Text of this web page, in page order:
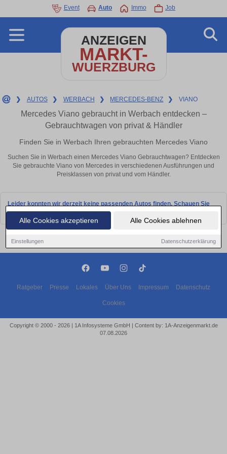
Alle Cookies akzeptieren Alle Cookies ablehnen
Einstellungen Datenschutzerklärung
Event Auto Immo Job
ANZEIGEN
MARKT-
WUERZBURG
❯ AUTOS ❯ WERBACH ❯ MERCEDES-BENZ ❯ VIANO
Mercedes Viano gebraucht in Werbach entdecken –
Gebrauchtwagen von privat & Händler
Finden Sie in Werbach Ihren gebrauchten Mercedes Viano
Suchen Sie in Werbach einen Mercedes Viano Gebrauchtwagen? Entdecken
Sie gebrauchte Viano von Mercedes in verschiedenen Ausführungen und
Preisklassen von privat und vom Händler.
Leider konnten wir derzeit keine passenden Autos finden. Schauen Sie
bald wieder vorbei!
Ratgeber Presse Lokales Über Uns Impressum Datenschutz
Cookies
Copyright © 2000 - 2026 | 1A Infosysteme GmbH | Content by: 1A-Anzeigenmarkt.de
07.08.2026